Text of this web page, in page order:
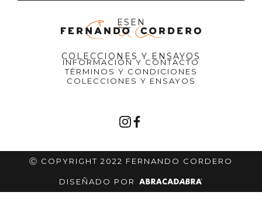
COLECCIONES Y ENSAYOS
ES EN
INFORMACIÓN Y CONTACTO
TÉRMINOS Y CONDICIONES
COLECCIONES Y ENSAYOS
Ⓒ COPYRIGHT 2022 FERNANDO CORDERO
DISEÑADO POR